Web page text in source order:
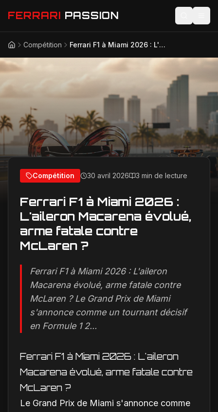
FERRARI PASSION
Actualités
Modèles
Technologie
Lifestyle
AccueilCompétition Ferrari F1 à Miami 2026 : L'aileron Macarena évolué, arme fatale contre McLaren ?
Compétition 30 avril 2026 3 min de lecture
Ferrari F1 à Miami 2026 :
L'aileron Macarena évolué,
arme fatale contre
McLaren ?
Ferrari F1 à Miami 2026 : L'aileron
Macarena évolué, arme fatale contre
McLaren ? Le Grand Prix de Miami
s'annonce comme un tournant décisif
en Formule 1 2...
Ferrari F1 à Miami 2026 : L'aileron
Macarena évolué, arme fatale contre
McLaren ?
Le Grand Prix de Miami s'annonce comme